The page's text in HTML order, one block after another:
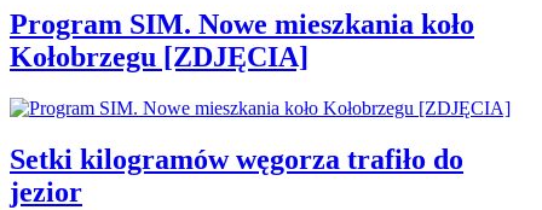
Program SIM. Nowe mieszkania koło
Kołobrzegu [ZDJĘCIA]
Setki kilogramów węgorza trafiło do
jezior